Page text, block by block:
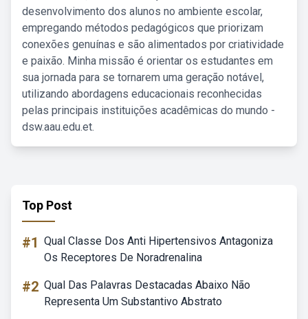
desenvolvimento dos alunos no ambiente escolar,
empregando métodos pedagógicos que priorizam
conexões genuínas e são alimentados por criatividade
e paixão. Minha missão é orientar os estudantes em
sua jornada para se tornarem uma geração notável,
utilizando abordagens educacionais reconhecidas
pelas principais instituições acadêmicas do mundo -
dsw.aau.edu.et.
Top Post
#1 Qual Classe Dos Anti Hipertensivos Antagoniza
Os Receptores De Noradrenalina
#2 Qual Das Palavras Destacadas Abaixo Não
Representa Um Substantivo Abstrato